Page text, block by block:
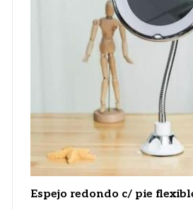
Espejo redondo c/ pie